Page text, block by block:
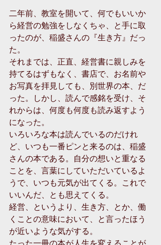
二年前、教室を開いて、何でもいいか
ら経営の勉強をしなくちゃ、と手に取
ったのが、稲盛さんの『生き方』だっ
た。
それまでは、正直、経営書に親しみを
持てるはずもなく、書店で、お名前や
お写真を拝見しても、別世界の本、だ
った。しかし、読んで感銘を受け、そ
れからは、何度も何度も読み返すよう
になった。
いろいろな本は読んでいるのだけれ
ど、いつも一番ピンと来るのは、稲盛
さんの本である。自分の想いと重なる
ことを、言葉にしていただいているよ
うで、いつも元気が出てくる。これで
いいんだ、とも思えてくる。
経営、というより、生き方、とか、働
くことの意味において、と言ったほう
が近いような気がする。